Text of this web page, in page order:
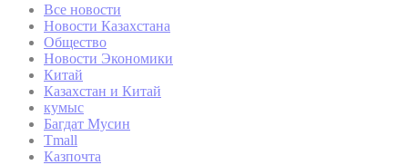
Все новости
Новости Казахстана
Общество
Новости Экономики
Китай
Казахстан и Китай
кумыс
Багдат Мусин
Tmall
Казпочта